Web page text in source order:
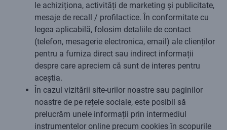
le achiziționa, activități de marketing și publicitate,
mesaje de recall / profilactice. În conformitate cu
legea aplicabilă, folosim detaliile de contact
(telefon, mesagerie electronica, email) ale clienților
pentru a furniza direct sau indirect informații
despre care apreciem că sunt de interes pentru
aceștia.
În cazul vizitării site-urilor noastre sau paginilor
noastre de pe rețele sociale, este posibil să
prelucrăm unele informații prin intermediul
instrumentelor online precum cookies în scopurile